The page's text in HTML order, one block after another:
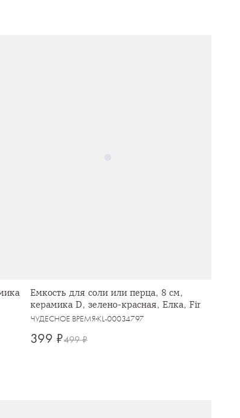
Емкость для соли или перца, 8 см,
керамика D, зелено-красная, Елка, Fir
ЧУДЕСНОЕ ВРЕМЯKL-00034797
399 ₽499 ₽